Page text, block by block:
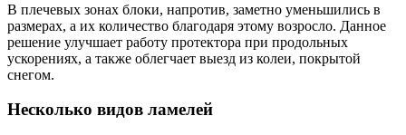
В плечевых зонах блоки, напротив, заметно уменьшились в
размерах, а их количество благодаря этому возросло. Данное
решение улучшает работу протектора при продольных
ускорениях, а также облегчает выезд из колеи, покрытой
снегом.
Несколько видов ламелей